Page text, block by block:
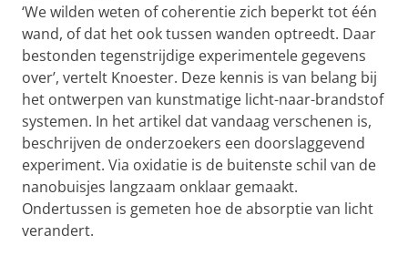
‘We wilden weten of coherentie zich beperkt tot één
wand, of dat het ook tussen wanden optreedt. Daar
bestonden tegenstrijdige experimentele gegevens
over’, vertelt Knoester. Deze kennis is van belang bij
het ontwerpen van kunstmatige licht-naar-brandstof
systemen. In het artikel dat vandaag verschenen is,
beschrijven de onderzoekers een doorslaggevend
experiment. Via oxidatie is de buitenste schil van de
nanobuisjes langzaam onklaar gemaakt.
Ondertussen is gemeten hoe de absorptie van licht
verandert.